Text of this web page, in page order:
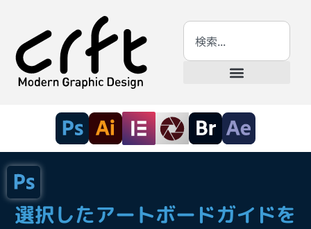
選択したアートボードガイドを